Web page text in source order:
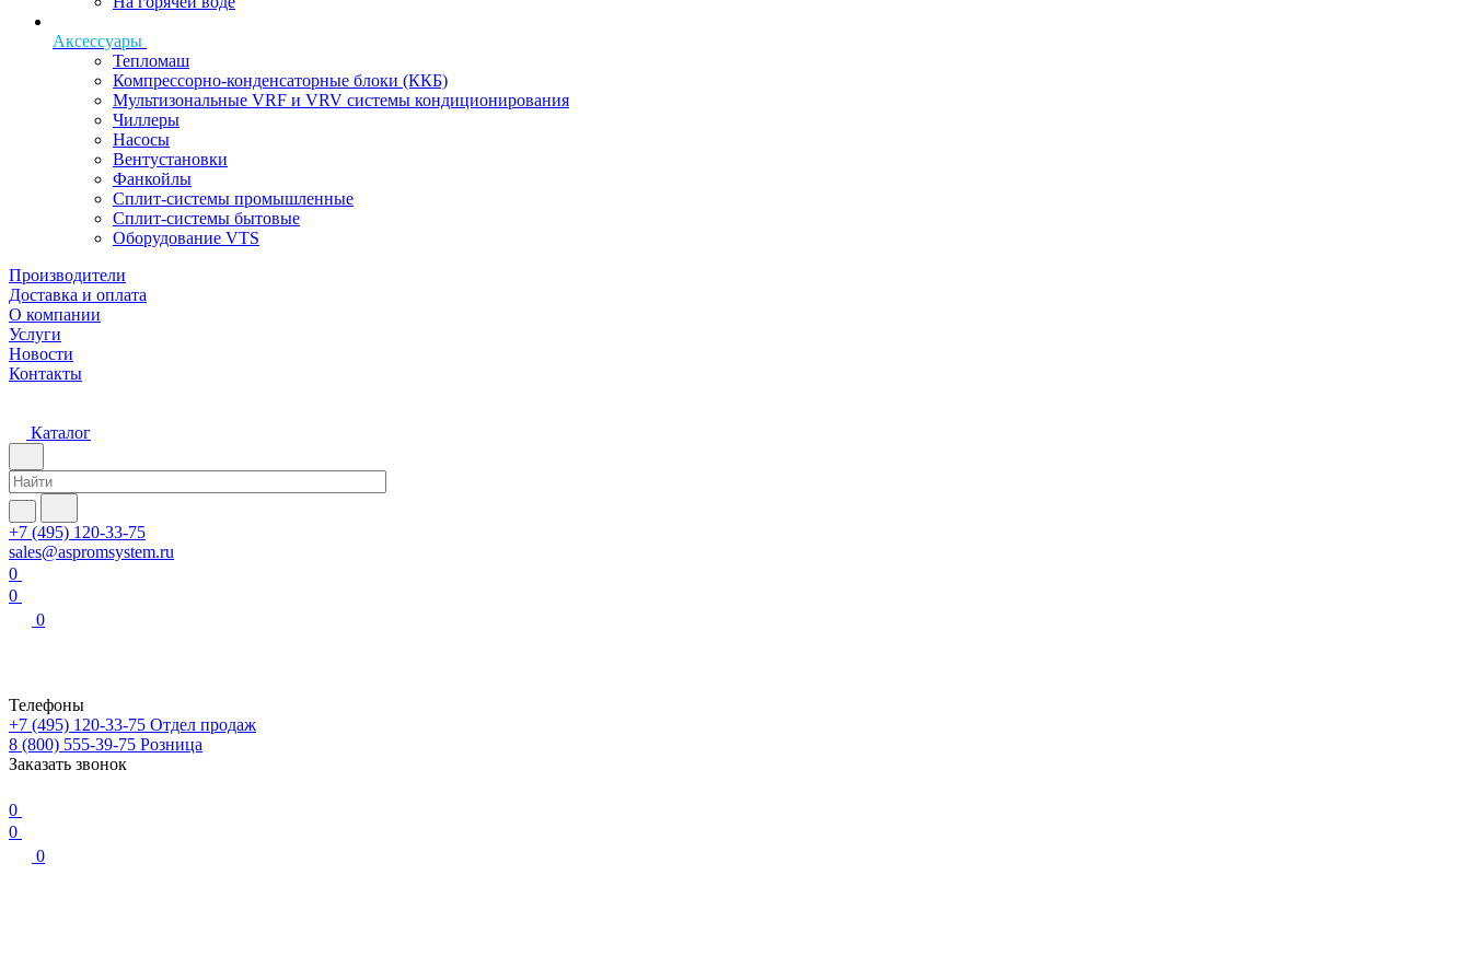
Аксессуары
Тепломаш
Компрессорно-конденсаторные блоки (ККБ)
Мультизональные VRF и VRV системы кондиционирования
Чиллеры
Насосы
Вентустановки
Фанкойлы
Сплит-системы промышленные
Сплит-системы бытовые
Оборудование VTS
Производители
Доставка и оплата
О компании
Услуги
Новости
Контакты
Каталог
+7 (495) 120-33-75
sales@aspromsystem.ru
0
0
0
Телефоны
+7 (495) 120-33-75 Отдел продаж
8 (800) 555-39-75 Розница
Заказать звонок
0
0
0